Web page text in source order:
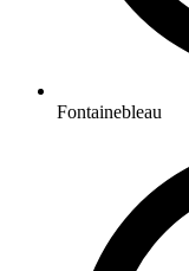
Fontainebleau